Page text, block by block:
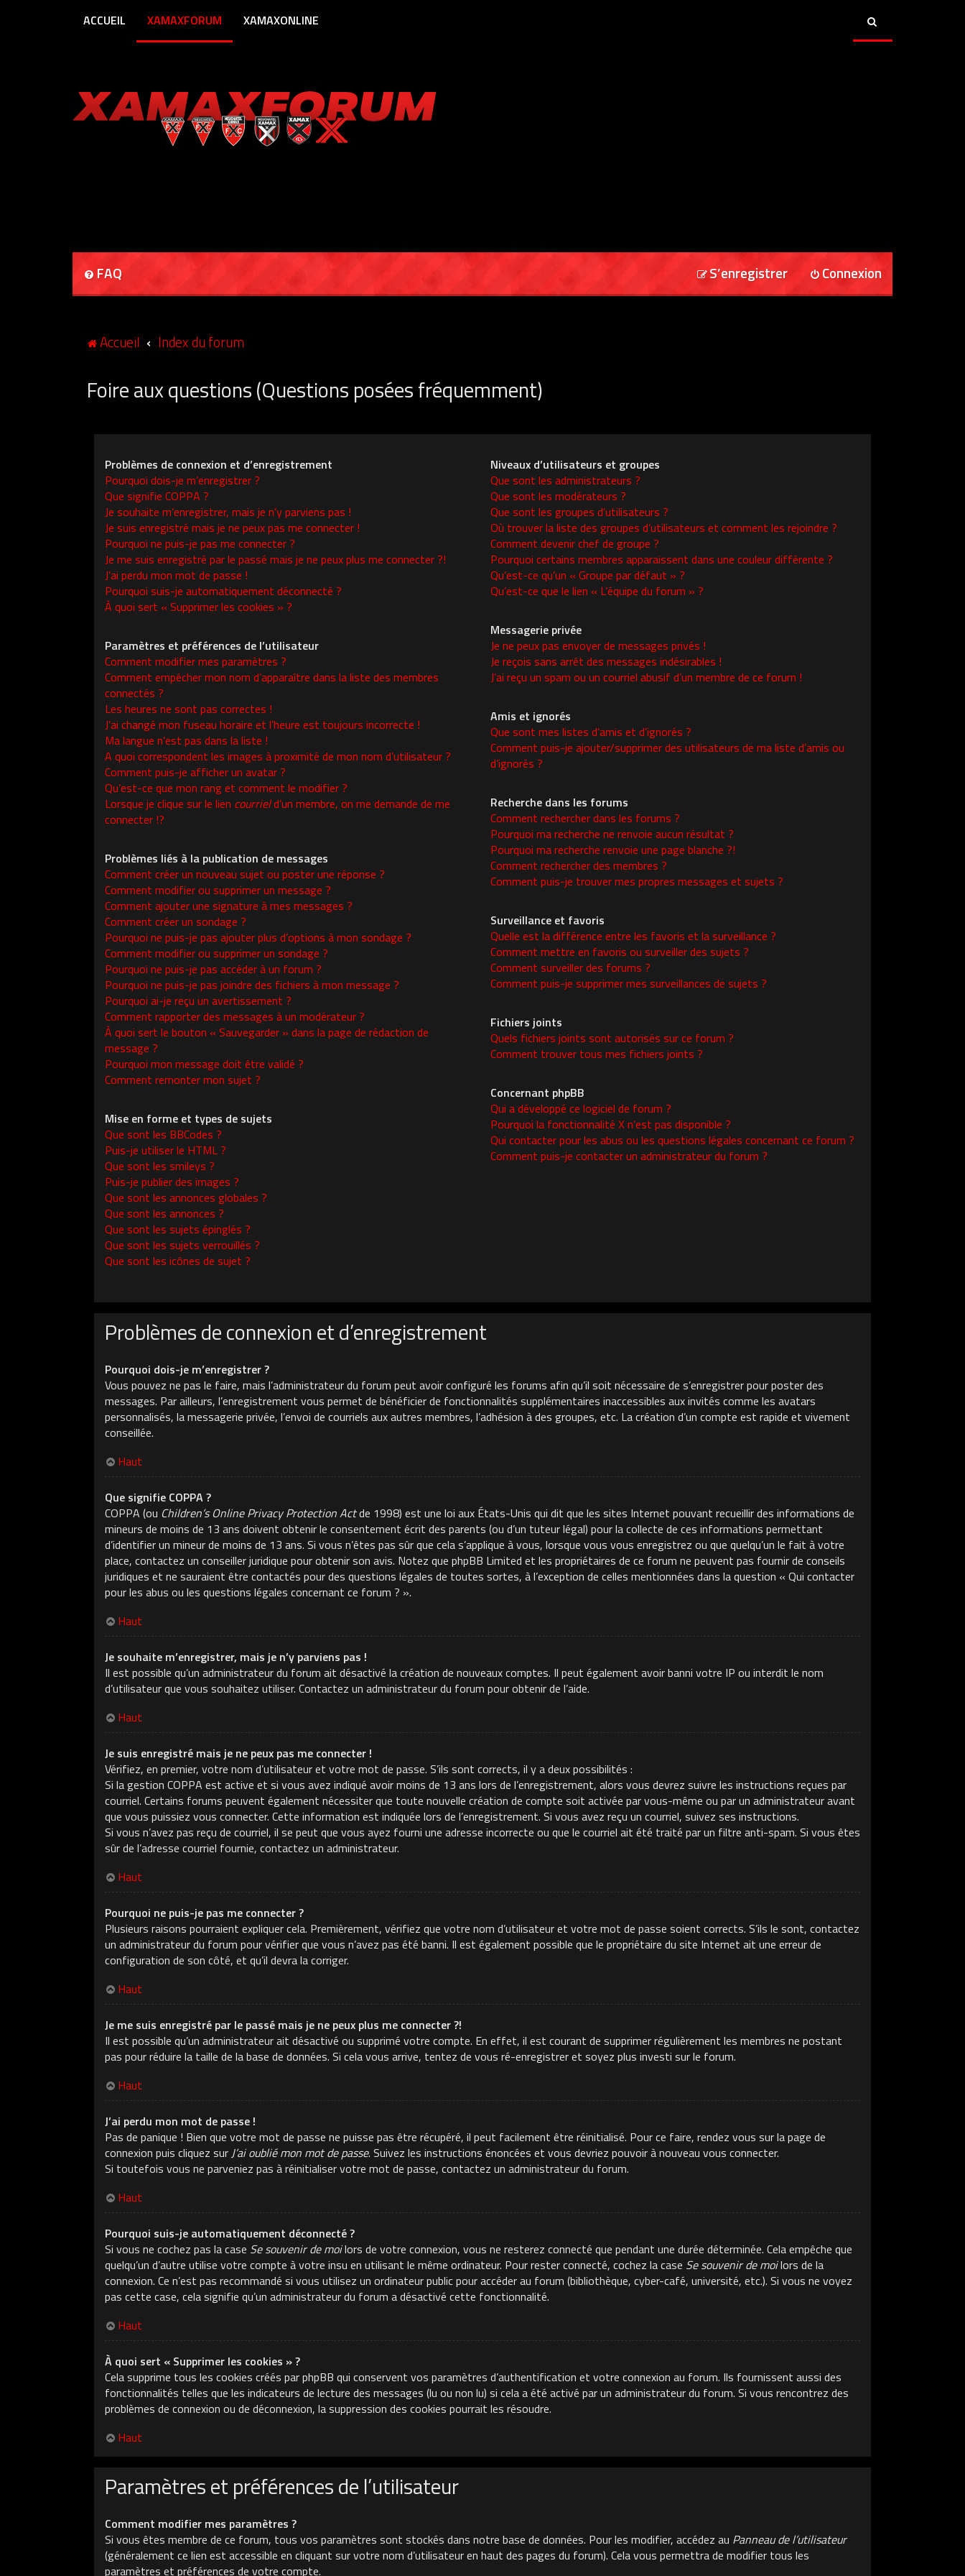
ACCUEIL XAMAXFORUM XAMAXONLINE
FAQ Connexion
S’enregistrer
Accueil Index du forum
Foire aux questions (Questions posées fréquemment)
Problèmes de connexion et d’enregistrement
Pourquoi dois-je m’enregistrer ?
Que signifie COPPA ?
Je souhaite m’enregistrer, mais je n’y parviens pas !
Je suis enregistré mais je ne peux pas me connecter !
Pourquoi ne puis-je pas me connecter ?
Je me suis enregistré par le passé mais je ne peux plus me connecter ?!
J’ai perdu mon mot de passe !
Pourquoi suis-je automatiquement déconnecté ?
À quoi sert « Supprimer les cookies » ?
Paramètres et préférences de l’utilisateur
Comment modifier mes paramètres ?
Comment empêcher mon nom d’apparaître dans la liste des membres
connectés ?
Les heures ne sont pas correctes !
J’ai changé mon fuseau horaire et l’heure est toujours incorrecte !
Ma langue n’est pas dans la liste !
A quoi correspondent les images à proximité de mon nom d’utilisateur ?
Comment puis-je afficher un avatar ?
Qu’est-ce que mon rang et comment le modifier ?
Lorsque je clique sur le lien courrield’un membre, on me demande de me
connecter !?
Problèmes liés à la publication de messages
Comment créer un nouveau sujet ou poster une réponse ?
Comment modifier ou supprimer un message ?
Comment ajouter une signature à mes messages ?
Comment créer un sondage ?
Pourquoi ne puis-je pas ajouter plus d’options à mon sondage ?
Comment modifier ou supprimer un sondage ?
Pourquoi ne puis-je pas accéder à un forum ?
Pourquoi ne puis-je pas joindre des fichiers à mon message ?
Pourquoi ai-je reçu un avertissement ?
Comment rapporter des messages à un modérateur ?
À quoi sert le bouton « Sauvegarder » dans la page de rédaction de
message ?
Pourquoi mon message doit être validé ?
Comment remonter mon sujet ?
Mise en forme et types de sujets
Que sont les BBCodes ?
Puis-je utiliser le HTML ?
Que sont les smileys ?
Puis-je publier des images ?
Que sont les annonces globales ?
Que sont les annonces ?
Que sont les sujets épinglés ?
Que sont les sujets verrouillés ?
Que sont les icônes de sujet ?
Niveaux d’utilisateurs et groupes
Que sont les administrateurs ?
Que sont les modérateurs ?
Que sont les groupes d’utilisateurs ?
Où trouver la liste des groupes d’utilisateurs et comment les rejoindre ?
Comment devenir chef de groupe ?
Pourquoi certains membres apparaissent dans une couleur différente ?
Qu’est-ce qu’un « Groupe par défaut » ?
Qu’est-ce que le lien « L’équipe du forum » ?
Messagerie privée
Je ne peux pas envoyer de messages privés !
Je reçois sans arrêt des messages indésirables !
J’ai reçu un spam ou un courriel abusif d’un membre de ce forum !
Amis et ignorés
Que sont mes listes d’amis et d’ignorés ?
Comment puis-je ajouter/supprimer des utilisateurs de ma liste d’amis ou
d’ignorés ?
Recherche dans les forums
Comment rechercher dans les forums ?
Pourquoi ma recherche ne renvoie aucun résultat ?
Pourquoi ma recherche renvoie une page blanche ?!
Comment rechercher des membres ?
Comment puis-je trouver mes propres messages et sujets ?
Surveillance et favoris
Quelle est la différence entre les favoris et la surveillance ?
Comment mettre en favoris ou surveiller des sujets ?
Comment surveiller des forums ?
Comment puis-je supprimer mes surveillances de sujets ?
Fichiers joints
Quels fichiers joints sont autorisés sur ce forum ?
Comment trouver tous mes fichiers joints ?
Concernant phpBB
Qui a développé ce logiciel de forum ?
Pourquoi la fonctionnalité X n’est pas disponible ?
Qui contacter pour les abus ou les questions légales concernant ce forum ?
Comment puis-je contacter un administrateur du forum ?
Problèmes de connexion et d’enregistrement
Pourquoi dois-je m’enregistrer ?
Vous pouvez ne pas le faire, mais l’administrateur du forum peut avoir configuré les forums afin qu’il soit nécessaire de s’enregistrer pour poster des
messages. Par ailleurs, l’enregistrement vous permet de bénéficier de fonctionnalités supplémentaires inaccessibles aux invités comme les avatars
personnalisés, la messagerie privée, l’envoi de courriels aux autres membres, l’adhésion à des groupes, etc. La création d’un compte est rapide et vivement
conseillée.
Haut
Que signifie COPPA ?
COPPA (ou Children’s Online Privacy Protection Actde 1998) est une loi aux États-Unis qui dit que les sites Internet pouvant recueillir des informations de
mineurs de moins de 13 ans doivent obtenir le consentement écrit des parents (ou d’un tuteur légal) pour la collecte de ces informations permettant
d’identifier un mineur de moins de 13 ans. Si vous n’êtes pas sûr que cela s’applique à vous, lorsque vous vous enregistrez ou que quelqu’un le fait à votre
place, contactez un conseiller juridique pour obtenir son avis. Notez que phpBB Limited et les propriétaires de ce forum ne peuvent pas fournir de conseils
juridiques et ne sauraient être contactés pour des questions légales de toutes sortes, à l’exception de celles mentionnées dans la question « Qui contacter
pour les abus ou les questions légales concernant ce forum ? ».
Haut
Je souhaite m’enregistrer, mais je n’y parviens pas !
Il est possible qu’un administrateur du forum ait désactivé la création de nouveaux comptes. Il peut également avoir banni votre IP ou interdit le nom
d’utilisateur que vous souhaitez utiliser. Contactez un administrateur du forum pour obtenir de l’aide.
Haut
Je suis enregistré mais je ne peux pas me connecter !
Vérifiez, en premier, votre nom d’utilisateur et votre mot de passe. S’ils sont corrects, il y a deux possibilités :
Si la gestion COPPA est active et si vous avez indiqué avoir moins de 13 ans lors de l’enregistrement, alors vous devrez suivre les instructions reçues par
courriel. Certains forums peuvent également nécessiter que toute nouvelle création de compte soit activée par vous-même ou par un administrateur avant
que vous puissiez vous connecter. Cette information est indiquée lors de l’enregistrement. Si vous avez reçu un courriel, suivez ses instructions.
Si vous n’avez pas reçu de courriel, il se peut que vous ayez fourni une adresse incorrecte ou que le courriel ait été traité par un filtre anti-spam. Si vous êtes
sûr de l’adresse courriel fournie, contactez un administrateur.
Haut
Pourquoi ne puis-je pas me connecter ?
Plusieurs raisons pourraient expliquer cela. Premièrement, vérifiez que votre nom d’utilisateur et votre mot de passe soient corrects. S’ils le sont, contactez
un administrateur du forum pour vérifier que vous n’avez pas été banni. Il est également possible que le propriétaire du site Internet ait une erreur de
configuration de son côté, et qu’il devra la corriger.
Haut
Je me suis enregistré par le passé mais je ne peux plus me connecter ?!
Il est possible qu’un administrateur ait désactivé ou supprimé votre compte. En effet, il est courant de supprimer régulièrement les membres ne postant
pas pour réduire la taille de la base de données. Si cela vous arrive, tentez de vous ré-enregistrer et soyez plus investi sur le forum.
Haut
J’ai perdu mon mot de passe !
Pas de panique ! Bien que votre mot de passe ne puisse pas être récupéré, il peut facilement être réinitialisé. Pour ce faire, rendez vous sur la page de
connexion puis cliquez surJ’ai oublié mon mot de passe. Suivez les instructions énoncées et vous devriez pouvoir à nouveau vous connecter.
Si toutefois vous ne parveniez pas à réinitialiser votre mot de passe, contactez un administrateur du forum.
Haut
Pourquoi suis-je automatiquement déconnecté ?
Si vous ne cochez pas la case Se souvenir de moilors de votre connexion, vous ne resterez connecté que pendant une durée déterminée. Cela empêche que
quelqu’un d’autre utilise votre compte à votre insu en utilisant le même ordinateur. Pour rester connecté, cochez la case Se souvenir de moilors de la
connexion. Ce n’est pas recommandé si vous utilisez un ordinateur public pour accéder au forum (bibliothèque, cyber-café, université, etc.). Si vous ne voyez
pas cette case, cela signifie qu’un administrateur du forum a désactivé cette fonctionnalité.
Haut
À quoi sert « Supprimer les cookies » ?
Cela supprime tous les cookies créés par phpBB qui conservent vos paramètres d’authentification et votre connexion au forum. Ils fournissent aussi des
fonctionnalités telles que les indicateurs de lecture des messages (lu ou non lu) si cela a été activé par un administrateur du forum. Si vous rencontrez des
problèmes de connexion ou de déconnexion, la suppression des cookies pourrait les résoudre.
Haut
Paramètres et préférences de l’utilisateur
Comment modifier mes paramètres ?
Si vous êtes membre de ce forum, tous vos paramètres sont stockés dans notre base de données. Pour les modifier, accédez au Panneau de l’utilisateur
(généralement ce lien est accessible en cliquant sur votre nom d’utilisateur en haut des pages du forum). Cela vous permettra de modifier tous les
paramètres et préférences de votre compte.